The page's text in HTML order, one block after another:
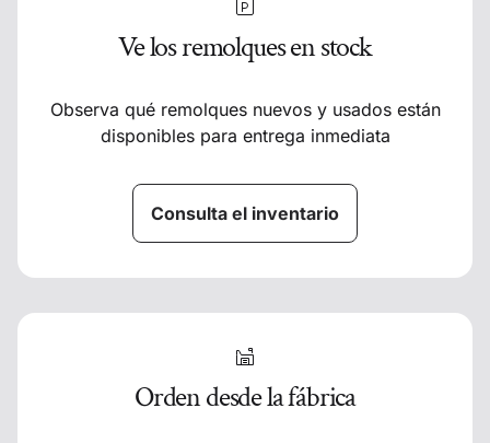
Ve los remolques en stock
Observa qué remolques nuevos y usados están
disponibles para entrega inmediata
Consulta el inventario
Orden desde la fábrica